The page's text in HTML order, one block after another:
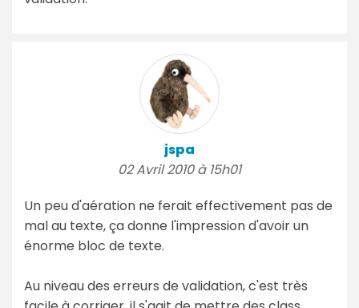
jspa
02 Avril 2010 à 15h01
Un peu d'aération ne ferait effectivement pas de
mal au texte, ça donne l'impression d'avoir un
énorme bloc de texte.
Au niveau des erreurs de validation, c'est très